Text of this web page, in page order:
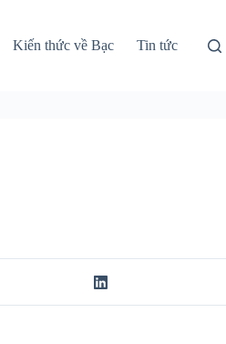
Kiến thức về Bạc Tin tức